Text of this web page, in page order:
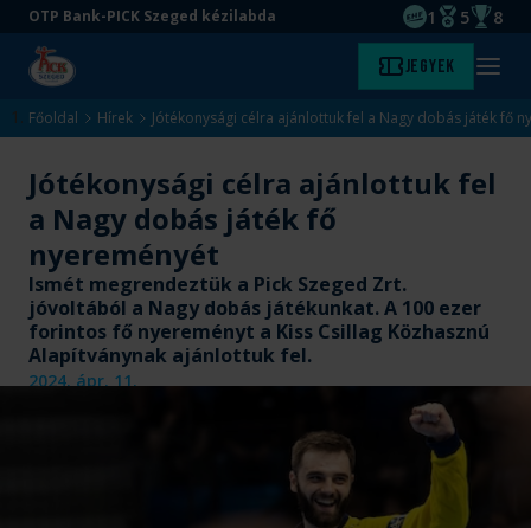
Ugrás
tartalomra
Ugrás
aljára
OTP Bank-PICK Szeged kézilabda
EHF
1
Magyar
5 8
Kezdőlap Jegyek Menü
Főoldal Hírek Jótékonysági célra ajánlottuk fel a Nagy dobás játék fő
Jótékonysági célra ajánlottuk fel
a Nagy dobás játék fő
nyereményét
Ismét megrendeztük a Pick Szeged Zrt.
jóvoltából a Nagy dobás játékunkat. A 100 ezer
forintos fő nyereményt a Kiss Csillag Közhasznú
Alapítványnak ajánlottuk fel.
2024. ápr. 11.